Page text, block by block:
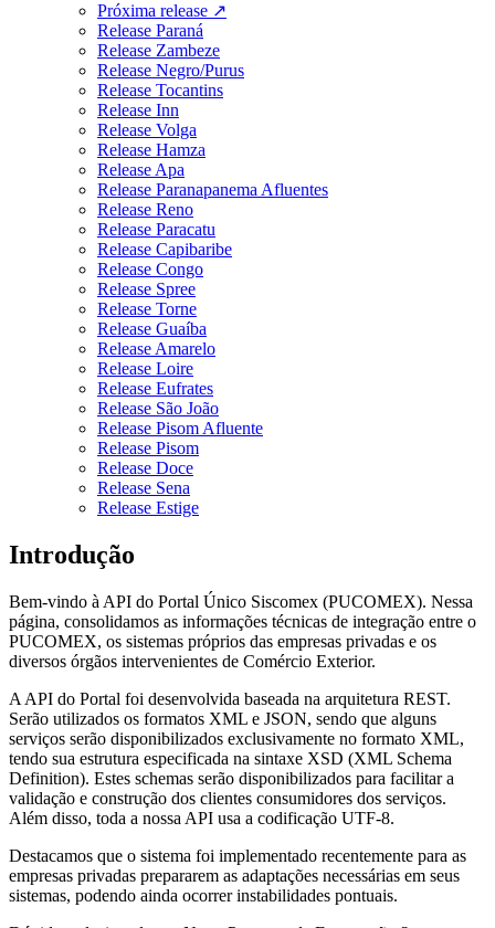
Próxima release ↗
Release Paraná
Release Zambeze
Release Negro/Purus
Release Tocantins
Release Inn
Release Volga
Release Hamza
Release Apa
Release Paranapanema Afluentes
Release Reno
Release Paracatu
Release Capibaribe
Release Congo
Release Spree
Release Torne
Release Guaíba
Release Amarelo
Release Loire
Release Eufrates
Release São João
Release Pisom Afluente
Release Pisom
Release Doce
Release Sena
Release Estige
Introdução
Bem-vindo à API do Portal Único Siscomex (PUCOMEX). Nessa
página, consolidamos as informações técnicas de integração entre o
PUCOMEX, os sistemas próprios das empresas privadas e os
diversos órgãos intervenientes de Comércio Exterior.
A API do Portal foi desenvolvida baseada na arquitetura REST.
Serão utilizados os formatos XML e JSON, sendo que alguns
serviços serão disponibilizados exclusivamente no formato XML,
tendo sua estrutura especificada na sintaxe XSD (XML Schema
Definition). Estes schemas serão disponibilizados para facilitar a
validação e construção dos clientes consumidores dos serviços.
Além disso, toda a nossa API usa a codificação UTF-8.
Destacamos que o sistema foi implementado recentemente para as
empresas privadas prepararem as adaptações necessárias em seus
sistemas, podendo ainda ocorrer instabilidades pontuais.